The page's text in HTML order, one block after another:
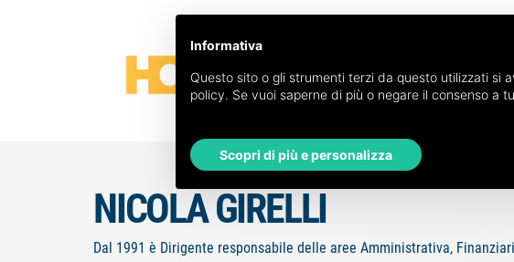
NICOLA GIRELLI
Dal 1991 è Dirigente responsabile delle aree Amministrativa,
Informativa
Questo sito o gli strumenti terzi da questo utilizzati si
policy. Se vuoi saperne di più o negare il consenso a
Scopri di più e personalizza